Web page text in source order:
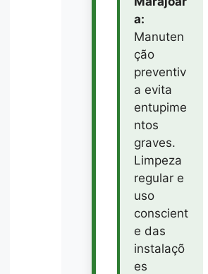
a:
Manuten
ção
preventiv
a evita
entupime
ntos
graves.
Limpeza
regular e
uso
conscient
e das
instalaçõ
es